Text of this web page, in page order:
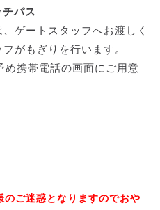
パス
ゲートスタッフへお渡しく
がもぎりを行います。
携帯電話の画面にご用意
ご迷惑となりますのでおや